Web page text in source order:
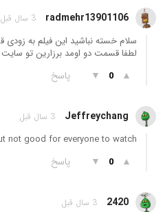
radmehr13901106 3 سال قبل
لطفا قسمت دو اومد برزارین تو سایت
▲
0
▼ پاسخ
Jeffreychang 3 سال قبل
not good for everyone to watch
▲
0
▼ پاسخ
2420 3 سال قبل